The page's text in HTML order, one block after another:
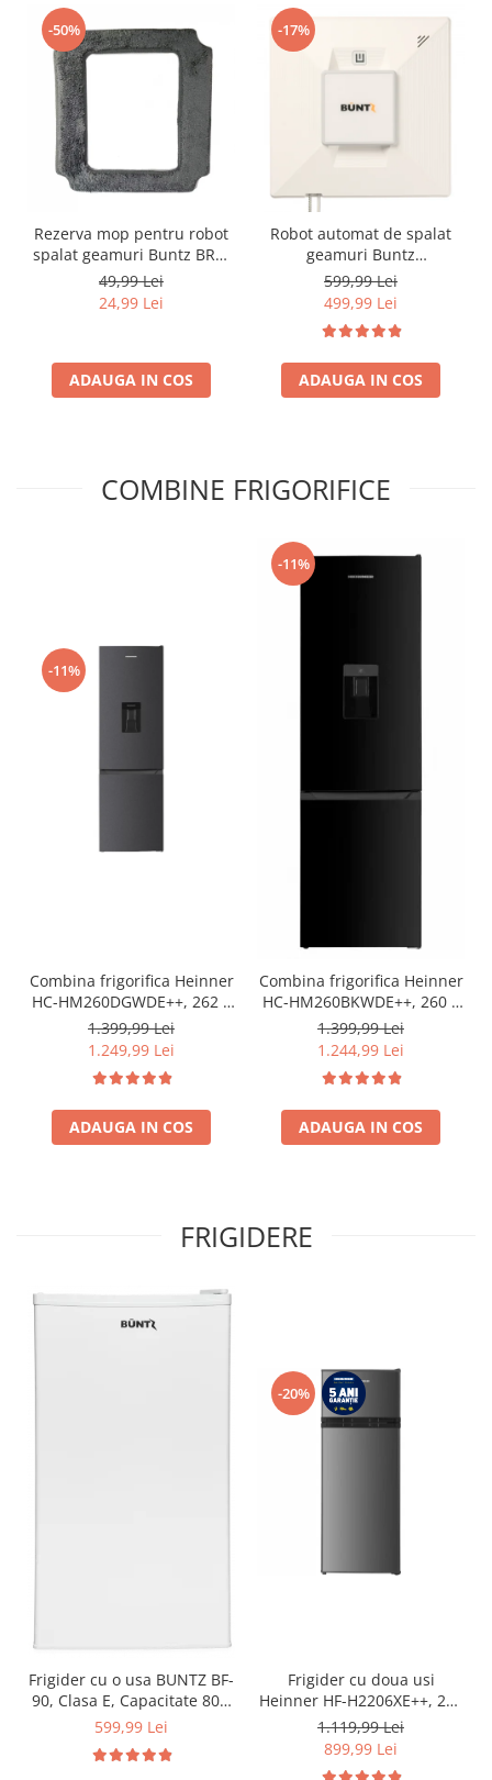
-50%
Rezerva mop pentru robot
spalat geamuri Buntz BRC-
J2
49,99 Lei
24,99 Lei
ADAUGA IN COS
-17%
Robot automat de spalat
geamuri Buntz
WindowGlow BRC-J2–
Putere de 72W, 2500Pa,
pulverizare, sistem anti-
urme și control inteligent,
Alb
599,99 Lei
499,99 Lei
ADAUGA IN COS
COMBINE FRIGORIFICE
-11%
Combina frigorifica Heinner
HC-HM260DGWDE++, 262 l,
Clasa E, Dozator de apa,
Control electronic cu
LED, 3 rafturi din sticla
frigider, 3 sertare
congelator, Usa reversibila
1.399,99 Lei
1.249,99 Lei
ADAUGA IN COS
-11%
Combina frigorifica Heinner
HC-HM260BKWDE++, 260 l,
Clasa E, Lumina LED,
Dozator de apa, Usi
1.399,99 Lei
1.244,99 Lei
ADAUGA IN COS
FRIGIDERE
Frigider cu o usa BUNTZ BF-
90, Clasa E, Capacitate 80L,
Iluminare interioara,
cm, Alb
599,99 Lei
-20%
Frigider cu doua usi
Heinner HF-H2206XE++, 206
l, Clasa E, lumina LED, 3
rafturi de sticla, H 143 cm,
Inox
1.119,99 Lei
899,99 Lei